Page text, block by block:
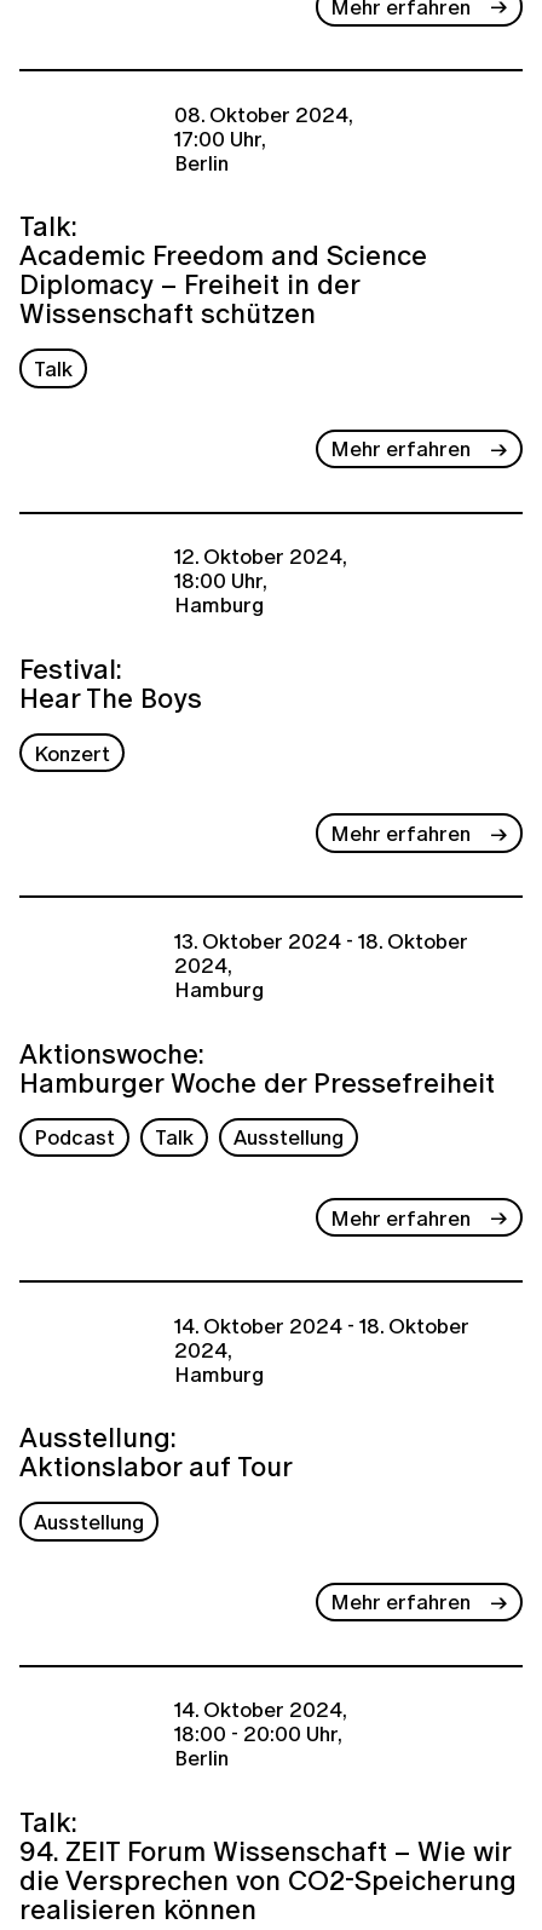
Mehr erfahren
08. Oktober 2024,
17:00 Uhr,
Berlin
Talk:
Academic Freedom and Science
Diplomacy – Freiheit in der
Wissenschaft schützen
Talk
Mehr erfahren
12. Oktober 2024,
18:00 Uhr,
Hamburg
Festival:
Hear The Boys
Konzert
Mehr erfahren
13. Oktober 2024 - 18. Oktober
2024,
Hamburg
Aktionswoche:
Hamburger Woche der Pressefreiheit
Podcast Talk Ausstellung
Mehr erfahren
14. Oktober 2024 - 18. Oktober
2024,
Hamburg
Ausstellung:
Aktionslabor auf Tour
Ausstellung
Mehr erfahren
14. Oktober 2024,
18:00 - 20:00 Uhr,
Berlin
Talk:
94. ZEIT Forum Wissenschaft – Wie wir
die Versprechen von CO2-Speicherung
realisieren können